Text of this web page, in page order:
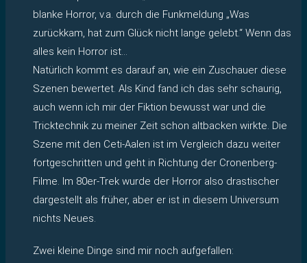
blanke Horror, v.a. durch die Funkmeldung „Was
zurückkam, hat zum Glück nicht lange gelebt.“ Wenn das
alles kein Horror ist…
Natürlich kommt es darauf an, wie ein Zuschauer diese
Szenen bewertet. Als Kind fand ich das sehr schaurig,
auch wenn ich mir der Fiktion bewusst war und die
Tricktechnik zu meiner Zeit schon altbacken wirkte. Die
Szene mit den Ceti-Aalen ist im Vergleich dazu weiter
fortgeschritten und geht in Richtung der Cronenberg-
Filme. Im 80er-Trek wurde der Horror also drastischer
dargestellt als früher, aber er ist in diesem Universum
nichts Neues.
Zwei kleine Dinge sind mir noch aufgefallen: